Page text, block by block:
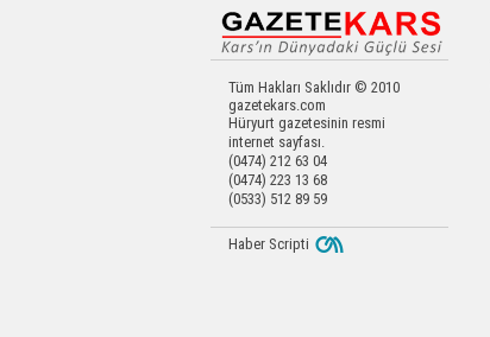
Tüm Hakları Saklıdır © 2010
gazetekars.com
Hüryurt gazetesinin resmi
internet sayfası.
(0474) 212 63 04
(0474) 223 13 68
(0533) 512 89 59
Haber Scripti